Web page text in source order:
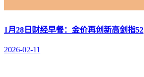
1月28日财经早餐：金价再创新高剑指52
2026-02-11